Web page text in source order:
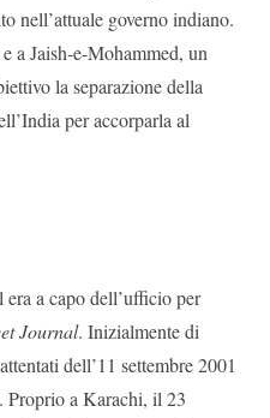
nell’attuale governo indiano.
a Jaish-e-Mohammed, un
la separazione della
per accorparla al
a capo dell’ufficio per
Journal. Inizialmente di
dell’11 settembre 2001
Proprio a Karachi, il 23